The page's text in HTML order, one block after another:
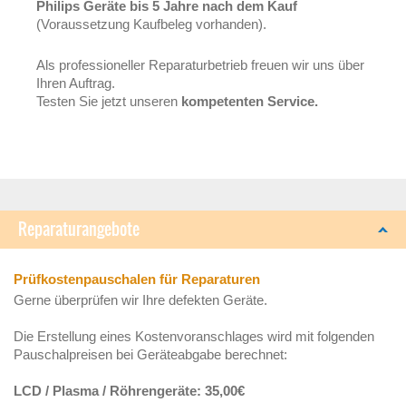
Philips Geräte bis 5 Jahre nach dem Kauf
(Voraussetzung Kaufbeleg vorhanden).
Als professioneller Reparaturbetrieb freuen wir uns über
Ihren Auftrag.
Testen Sie jetzt unseren kompetenten Service.
Reparaturangebote
Prüfkostenpauschalen für Reparaturen
Gerne überprüfen wir Ihre defekten Geräte.
Die Erstellung eines Kostenvoranschlages wird mit folgenden
Pauschalpreisen bei Geräteabgabe berechnet:
LCD / Plasma / Röhrengeräte: 35,00€